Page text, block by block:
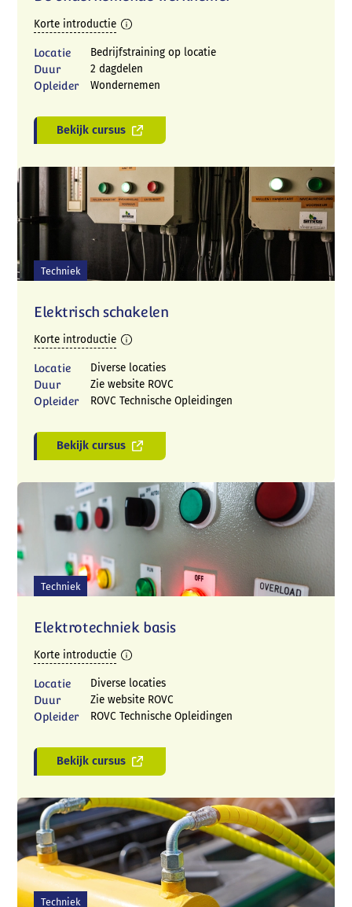
Korte introductie
Locatie
Bedrijfstraining op locatie
Duur
2 dagdelen
Opleider
Wondernemen
Bekijk cursus
Techniek
Elektrisch schakelen
Korte introductie
Locatie
Diverse locaties
Duur
Zie website ROVC
Opleider
ROVC Technische Opleidingen
Bekijk cursus
Techniek
Elektrotechniek basis
Korte introductie
Locatie
Diverse locaties
Duur
Zie website ROVC
Opleider
ROVC Technische Opleidingen
Bekijk cursus
Techniek